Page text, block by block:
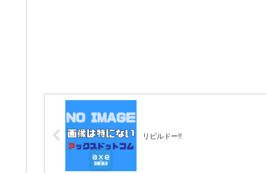
リビルドー!!